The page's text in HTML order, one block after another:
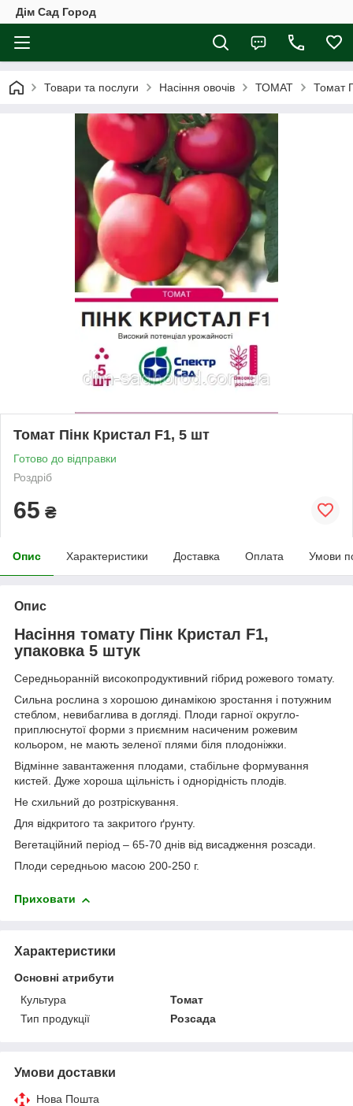
Дім Сад Город
Товари та послуги Насіння овочів ТОМАТ Томат
Томат Пінк Кристал F1, 5 шт
Готово до відправки
Роздріб
65 ₴
Опис Характеристики Доставка Оплата Умови
Опис
Насіння томату Пінк Кристал F1,
упаковка 5 штук
Середньоранній високопродуктивний гібрид рожевого томату.
Сильна рослина з хорошою динамікою зростання і потужним
стеблом, невибаглива в догляді. Плоди гарної округло-
приплюснутої форми з приємним насиченим рожевим
кольором, не мають зеленої плями біля плодоніжки.
Відмінне завантаження плодами, стабільне формування
кистей. Дуже хороша щільність і однорідність плодів.
Не схильний до розтріскування.
Для відкритого та закритого ґрунту.
Вегетаційний період – 65-70 днів від висадження розсади.
Плоди середньою масою 200-250 г.
Приховати
Характеристики
Основні атрибути
Культура
Томат
Тип продукції
Розсада
Умови доставки
Нова Пошта